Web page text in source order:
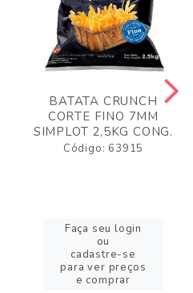
BATATA CRUNCH
CORTE FINO 7MM
SIMPLOT 2,5KG CONG.
Código: 63915
Faça seu login
ou
cadastre-se
para ver preços
e comprar